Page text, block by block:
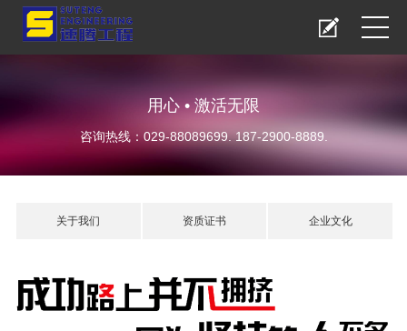
用心 • 激活无限
咨询热线：029-88089699. 187-2900-8889.
关于我们 资质证书 企业文化